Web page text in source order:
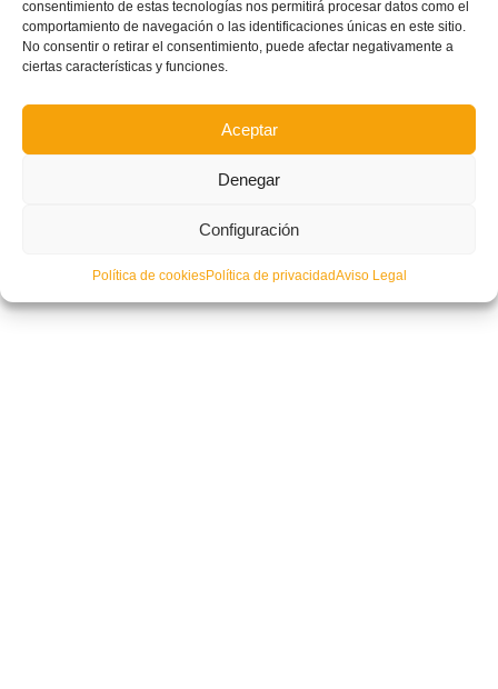
consentimiento de estas tecnologías nos permitirá procesar datos como el
comportamiento de navegación o las identificaciones únicas en este sitio.
No consentir o retirar el consentimiento, puede afectar negativamente a
ciertas características y funciones.
Aceptar
Denegar
Configuración
Política de cookiesPolítica de privacidadAviso Legal
Disponibles para consulta los calendarios de Deporte Escolar Valencia-